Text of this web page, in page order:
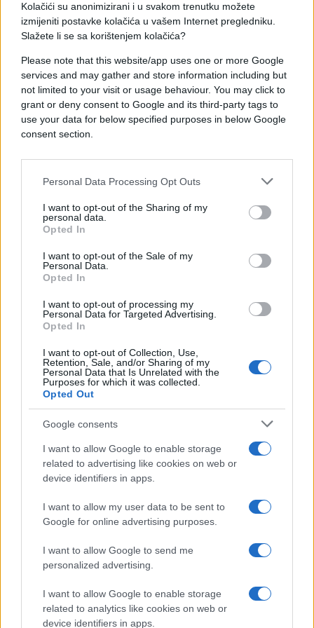
Kolačići su anonimizirani i u svakom trenutku možete
izmijeniti postavke kolačića u vašem Internet pregledniku.
Slažete li se sa korištenjem kolačića?
Please note that this website/app uses one or more Google
services and may gather and store information including but
not limited to your visit or usage behaviour. You may click to
grant or deny consent to Google and its third-party tags to
use your data for below specified purposes in below Google
consent section.
Personal Data Processing Opt Outs
I want to opt-out of the Sharing of my
personal data.
Opted In
I want to opt-out of the Sale of my
Personal Data.
Opted In
I want to opt-out of processing my
Personal Data for Targeted Advertising.
Opted In
I want to opt-out of Collection, Use,
Retention, Sale, and/or Sharing of my
Personal Data that Is Unrelated with the
Purposes for which it was collected.
Opted Out
Google consents
I want to allow Google to enable storage
related to advertising like cookies on web or
device identifiers in apps.
I want to allow my user data to be sent to
Google for online advertising purposes.
I want to allow Google to send me
personalized advertising.
I want to allow Google to enable storage
related to analytics like cookies on web or
device identifiers in apps.
Jučer su 24 grada izdala crveno upozorenje zbog
opasno visokog zagađenja.
#Peking